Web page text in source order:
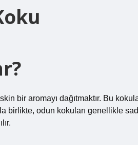
bir aromayı dağıtmaktır. Bu
birlikte, odun kokuları genellikle